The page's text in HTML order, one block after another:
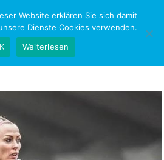
NEWS-RESEARCH
Website erklären Sie sich damit
Dienste Cookies verwenden.
Weiterlesen